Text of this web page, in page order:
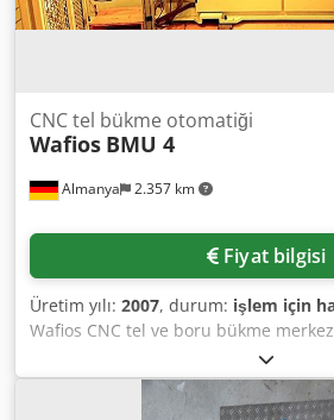
Almanya 2.357 km
CNC tel bükme otomatiği
Wafios BMU 4
Fiyat bilgisi
Üretim yılı: 2007, durum: işlem için
Wafios CNC tel ve boru bükme
Eksenler: 9, tel çapı aralığı: 1,5 mm -
aralığı: 3 mm - 10 mm, tel için
mm, boru için aletler: 6 × 1 mm,